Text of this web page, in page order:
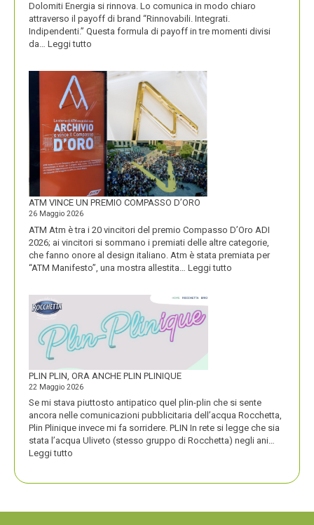
Dolomiti Energia si rinnova. Lo comunica in modo chiaro
attraverso il payoff di brand “Rinnovabili. Integrati.
Indipendenti.” Questa formula di payoff in tre momenti divisi
da… Leggi tutto
IL
NUOVO
LOGO
DOLOMITI
ENERGIA
MOSTRA
LA
SUA
IDENTITÀ
FORTE
ATM VINCE UN PREMIO COMPASSO D’ORO
26 Maggio 2026
ATM Atm è tra i 20 vincitori del premio Compasso D’Oro ADI
2026; ai vincitori si sommano i premiati delle altre categorie,
che fanno onore al design italiano. Atm è stata premiata per
“ATM Manifesto”, una mostra allestita… Leggi tutto
PLIN PLIN, ORA ANCHE PLIN PLINIQUE
22 Maggio 2026
Se mi stava piuttosto antipatico quel plin-plin che si sente
ancora nelle comunicazioni pubblicitaria dell’acqua Rocchetta,
Plin Plinique invece mi fa sorridere. PLIN In rete si legge che sia
stata l’acqua Uliveto (stesso gruppo di Rocchetta) negli ani…
Leggi tutto